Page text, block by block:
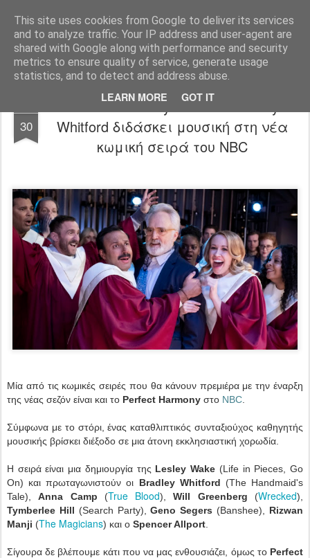
This site uses cookies from Google to deliver its services
and to analyze traffic. Your IP address and user-agent are
shared with Google along with performance and security
metrics to ensure quality of service, generate usage
statistics, and to detect and address abuse.
LEARN MORE GOT IT
FilmBoy
30
Perfect Harmony trailer: O Bradley
Whitford διδάσκει μουσική στη νέα
κωμική σειρά του NBC
Μία από τις κωμικές σειρές που θα κάνουν πρεμιέρα με την έναρξη
της νέας σεζόν είναι και το Perfect Harmony στο NBC
Σύμφωνα με το στόρι, ένας καταθλιπτικός συνταξιούχος καθηγητής
μουσικής βρίσκει διέξοδο σε μια άτονη εκκλησιαστική χορωδία.
Η σειρά είναι μια δημιουργία της Lesley Wake (Life in Pieces, Go
On) και πρωταγωνιστούν οι Bradley Whitford (The Handmaid's
Tale),Anna Camp (True Blood),Will Greenberg (Wrecked),
Tymberlee Hill (Search Party),Geno Segers (Banshee), Rizwan
Manji (The Magicians) και ο Spencer Allport
Σίγουρα δε βλέπουμε κάτι που να μας ενθουσιάζει, όμως το Perfect